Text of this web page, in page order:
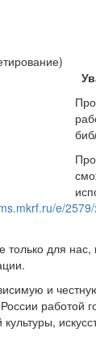
e/
для нас,
и
работой